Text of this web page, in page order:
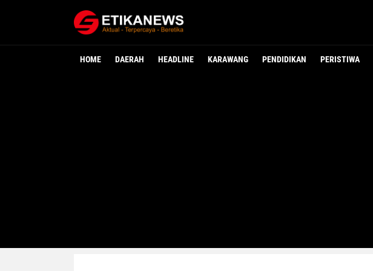
HOME DAERAH HEADLINE KARAWANG PENDIDIKAN PERISTIWA